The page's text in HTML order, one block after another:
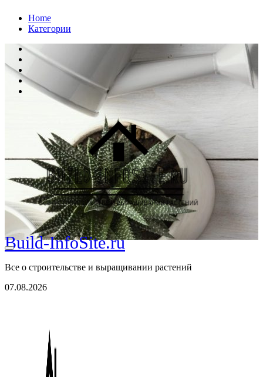
ПерейтиHome
Категории
Build-InfoSite.ru
Все о строительстве и выращивании растений
07.08.2026